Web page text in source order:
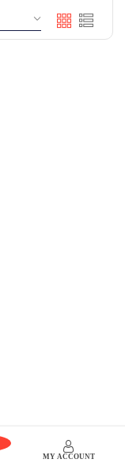
MY ACCOUNT